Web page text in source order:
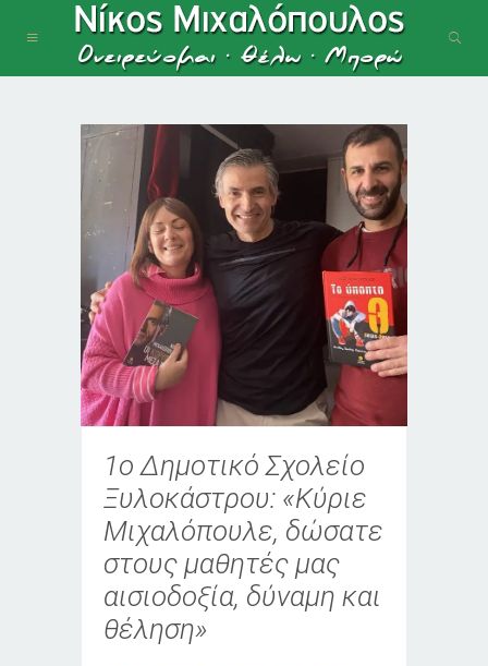
1ο Δημοτικό Σχολείο
Ξυλοκάστρου: «Κύριε
Μιχαλόπουλε, δώσατε
στους μαθητές μας
αισιοδοξία, δύναμη και
θέληση»